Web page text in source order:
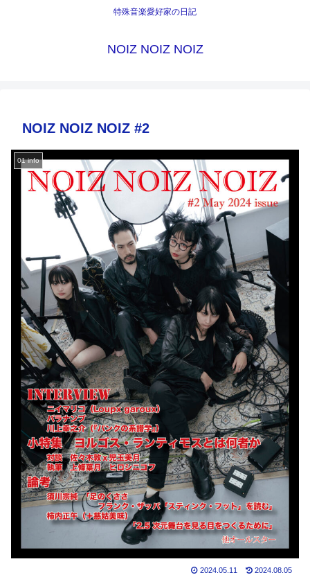
特殊音楽愛好家の日記
NOIZ NOIZ NOIZ
NOIZ NOIZ NOIZ #2
01 info
2024.05.11 2024.08.05